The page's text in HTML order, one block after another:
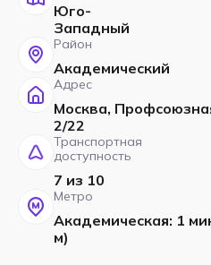
Юго-
Западный
Район
Академический
Адрес
Москва,
2/22
Транспортная
доступность
7 из 10
Метро
Академическая: 1
м)